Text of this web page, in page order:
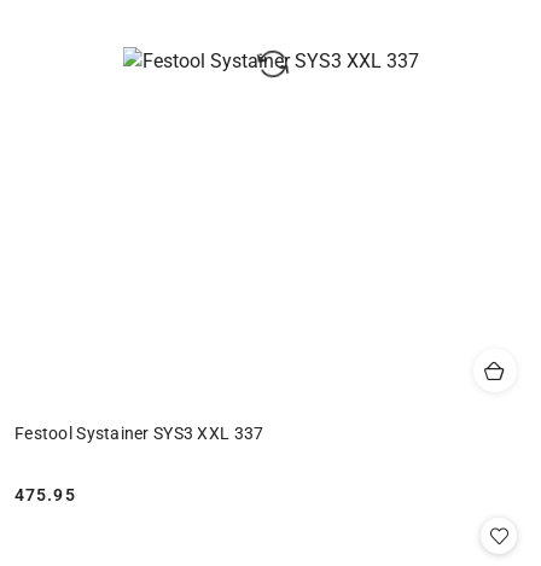
Festool Systainer SYS3 XXL 337
Cena:
475.95